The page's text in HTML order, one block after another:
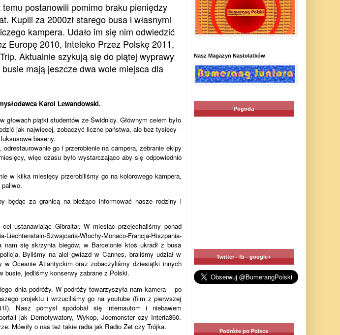
postanowili pomimo braku pieniędzy
Kupili za 2000zł starego busa i własnymi
kampera. Udało im się nim odwiedzić
Europę 2010, Inteleko Przez Polskę 2011,
Aktualnie szykują się do piątej wyprawy
mają jeszcze dwa wole miejsca dla
Karol Lewandowski.
głowach piątki studentów ze Świdnicy. Głównym celem było
jak najwięcej, zobaczyć liczne państwa, ale bez tysięcy
baseny.
odrestaurowanie go i przerobienie na campera, zebranie ekipy
więc czasu było wystarczająco aby się odpowiednio
w kilka miesięcy przerobiliśmy go na kolorowego kampera,
będąc za granicą na bieżąco informować nasze rodziny i
ustanawiając Gibraltar. W miesiąc przejechaliśmy ponad
Szwajcaria-Włochy-Monaco-Francja-Hiszpania-
nam się skrzynia biegów, w Barcelonie ktoś ukradł z busa
Byliśmy na alei gwiazd w Cannes, braliśmy udział w
w Oceanie Atlantyckim oraz zobaczyliśmy dziesiątki innych
busie, jedliśmy konserwy zabrane z Polski.
dnia podróży. W podróży towarzyszyła nam kamera – po
projektu i wrzuciliśmy go na youtube (film z pierwszej
Nasz pomysł spodobał się internautom i niebawem
jak Demotywatory, Wykop, Joemonster czy Interia360.
Mówiły o nas też takie radia jak Radio Zet czy Trójka.
Nasz Magazyn Nastolatków
Pogoda
Twitter - fb - google+
Podróże po Polsce